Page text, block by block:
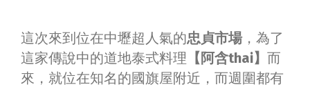
這次來到位在中壢超人氣的忠貞市場，為了
這家傳說中的道地泰式料理 【阿含thai】 而
來，就位在知名的國旗屋附近，而週圍都有